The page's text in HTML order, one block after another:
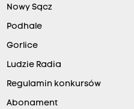
Nowy Sącz
Podhale
Gorlice
Ludzie Radia
Regulamin konkursów
Abonament